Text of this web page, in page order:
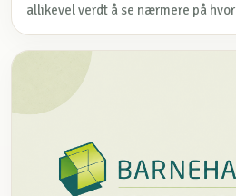
allikevel verdt å se nærmere på